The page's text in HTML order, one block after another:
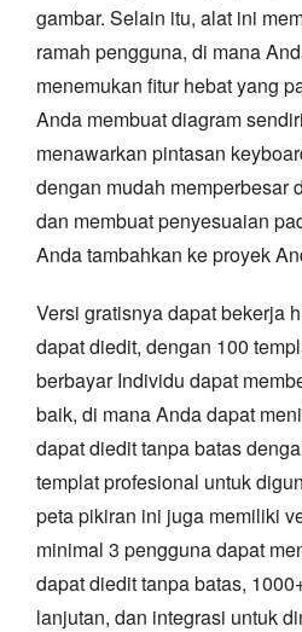
gambar. Selain itu, alat ini
ramah pengguna, di mana
menemukan fitur hebat yang
Anda membuat diagram
menawarkan pintasan
dengan mudah memperbesar
dan membuat penyesuaian
Anda tambahkan ke proyek
Versi gratisnya dapat bekerja
dapat diedit, dengan 100
berbayar Individu dapat
baik, di mana Anda dapat
dapat diedit tanpa batas
templat profesional untuk
peta pikiran ini juga memiliki
minimal 3 pengguna dapat
dapat diedit tanpa batas,
lanjutan, dan integrasi untuk